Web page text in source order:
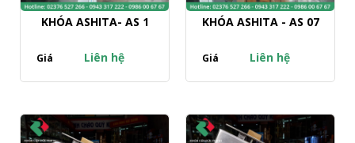
KHÓA ASHITA- AS 1
Giá Liên hệ
KHÓA ASHITA - AS 07
Giá Liên hệ